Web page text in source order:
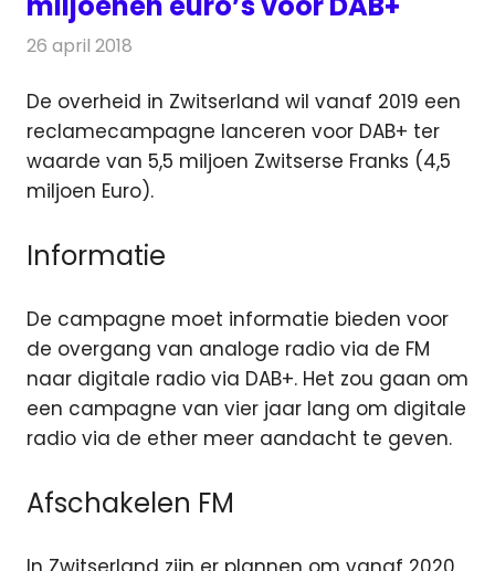
26 april 2018
De overheid in Zwitserland wil vanaf 2019 een
reclamecampagne lanceren voor DAB+ ter
waarde van 5,5 miljoen Zwitserse Franks (4,5
miljoen Euro).
Informatie
De campagne moet informatie bieden voor
de overgang van analoge radio via de FM
naar digitale radio via DAB+. Het zou gaan om
een campagne van vier jaar lang om digitale
radio via de ether meer aandacht te geven.
Afschakelen FM